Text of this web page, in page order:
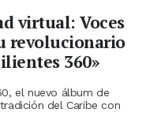
virtual: Voces
revolucionario
360»
el nuevo álbum de
del Caribe con